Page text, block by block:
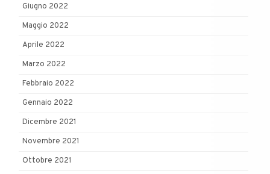
Giugno 2022
Maggio 2022
Aprile 2022
Marzo 2022
Febbraio 2022
Gennaio 2022
Dicembre 2021
Novembre 2021
Ottobre 2021